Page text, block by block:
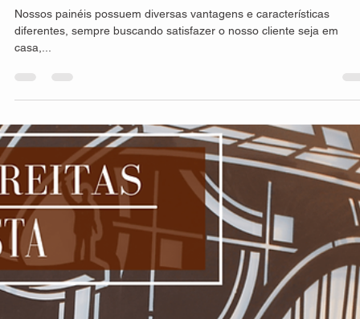
hsprecisao
14 de out. de 2021
2 min de leitura
Resistência dos produtos HS Metal
Design
fachadas, divisórias, guarda-corpo, portões entre outras, é
extremamente...